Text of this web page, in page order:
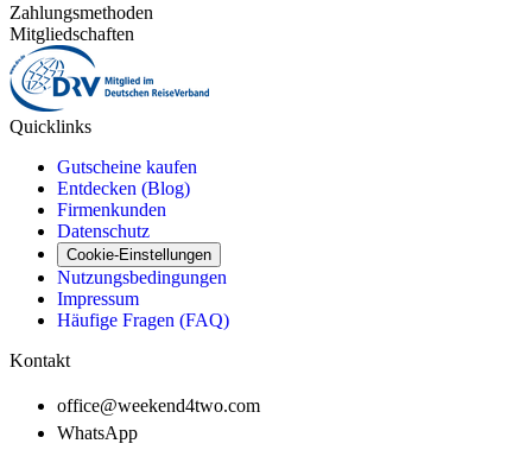
Zahlungsmethoden
Mitgliedschaften
Quicklinks
Gutscheine kaufen
Entdecken (Blog)
Firmenkunden
Datenschutz
Cookie-Einstellungen
Nutzungsbedingungen
Impressum
Häufige Fragen (FAQ)
Kontakt
office@weekend4two.com
WhatsApp